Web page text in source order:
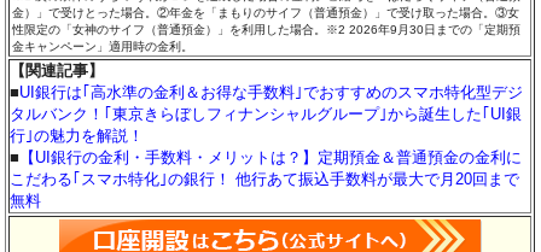
金）」で受けとった場合。②年金を「まもりのサイフ（普通預金）」で受け取った場合。③女
性限定の「女神のサイフ（普通預金）」を利用した場合。※2 2026年9月30日までの「定期預
金キャンペーン」適用時の金利。
【関連記事】
■UI銀行は｢高水準の金利＆お得な手数料｣でおすすめのスマホ特化型デジ
タルバンク！｢東京きらぼしフィナンシャルグループ｣から誕生した｢UI銀
行｣の魅力を解説！
■ 【UI銀行の金利・手数料・メリットは？】定期預金＆普通預金の金利に
こだわる｢スマホ特化｣の銀行！ 他行あて振込手数料が最大で月20回まで
無料